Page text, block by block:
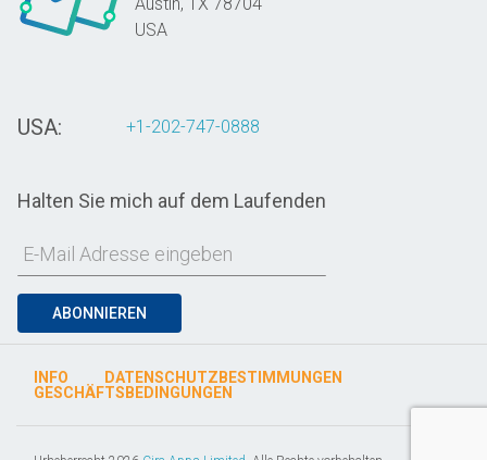
USA
USA: +1-202-747-0888
Halten Sie mich auf dem Laufenden
ABONNIEREN
INFO
DATENSCHUTZBESTIMMUNGEN
GESCHÄFTSBEDINGUNGEN